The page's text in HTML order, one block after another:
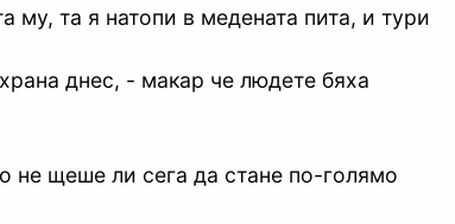
му, та я натопи в медената пита, и тури
днес, - макар че людете бяха
не щеше ли сега да стане по-голямо